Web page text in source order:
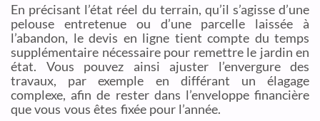
En précisant l’état réel du terrain, qu’il s’agisse d’une
pelouse entretenue ou d’une parcelle laissée à
l’abandon, le devis en ligne tient compte du temps
supplémentaire nécessaire pour remettre le jardin en
état. Vous pouvez ainsi ajuster l’envergure des
travaux, par exemple en différant un élagage
complexe, afin de rester dans l’enveloppe financière
que vous vous êtes fixée pour l’année.